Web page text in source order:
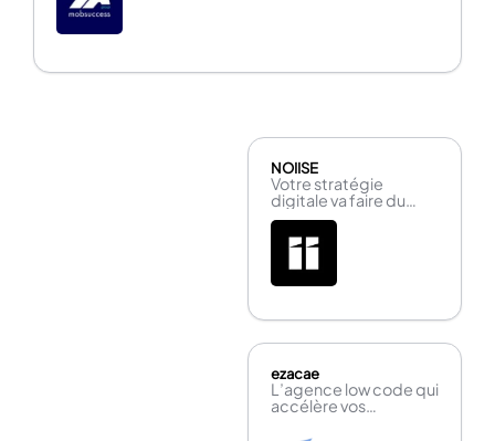
NOIISE
Votre stratégie
digitale va faire du
bruiiiiiit !
ezacae
L’agence low code qui
accélère vos